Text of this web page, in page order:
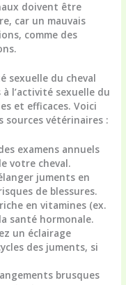
doivent être
car un mauvais
comme des
sexuelle du cheval
l’activité sexuelle du
et efficaces. Voici
sources vétérinaires :
examens annuels
votre cheval.
juments en
de blessures.
en vitamines (ex.
santé hormonale.
un éclairage
des juments, si
brusques